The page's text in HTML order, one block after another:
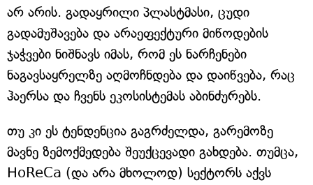
არ არის. გადაყრილი პლასტმასი, ცუდი
გადამუშავება და არაეფექტური მიწოდების
ჯაჭვები ნიშნავს იმას, რომ ეს ნარჩენები
ნაგავსაყრელზე აღმოჩნდება და დაიწვება, რაც
ჰაერსა და ჩვენს ეკოსისტემას აბინძურებს.
თუ კი ეს ტენდენცია გაგრძელდა, გარემოზე
მავნე ზემოქმედება შეუქცევადი გახდება. თუმცა,
HoReCa (და არა მხოლოდ) სექტორს აქვს